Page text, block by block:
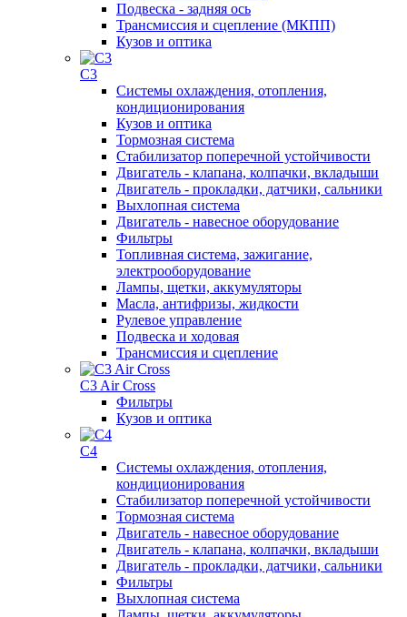
Подвеска - задняя ось
Трансмиссия и сцепление (МКПП)
Кузов и оптика
C3
Системы охлаждения, отопления,
кондиционирования
Кузов и оптика
Тормозная система
Стабилизатор поперечной устойчивости
Двигатель - клапана, колпачки, вкладыши
Двигатель - прокладки, датчики, сальники
Выхлопная система
Двигатель - навесное оборудование
Фильтры
Топливная система, зажигание,
электрооборудование
Лампы, щетки, аккумуляторы
Масла, антифризы, жидкости
Рулевое управление
Подвеска и ходовая
Трансмиссия и сцепление
C3 Air Cross
Фильтры
Кузов и оптика
C4
Системы охлаждения, отопления,
кондиционирования
Стабилизатор поперечной устойчивости
Тормозная система
Двигатель - навесное оборудование
Двигатель - клапана, колпачки, вкладыши
Двигатель - прокладки, датчики, сальники
Фильтры
Выхлопная система